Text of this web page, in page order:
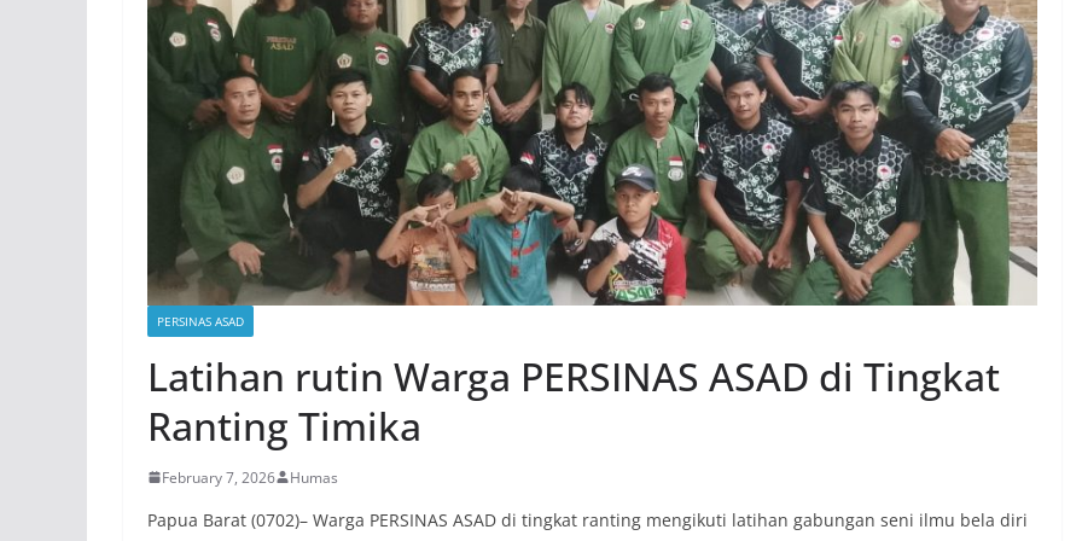
PERSINAS ASAD
Latihan rutin Warga PERSINAS ASAD di Tingkat
Ranting Timika
February 7, 2026 Humas
Papua Barat (0702)– Warga PERSINAS ASAD di tingkat ranting mengikuti latihan gabungan seni ilmu bela diri